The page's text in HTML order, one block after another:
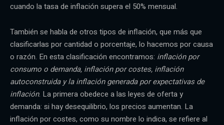
cuando la tasa de inflación supera el 50% mensual.
También se habla de otros tipos de inflación, que más que
clasificarlas por cantidad o porcentaje, lo hacemos por causa
o razón. En esta clasificación encontramos: inflación por
consumo o demanda, inflación por costes, inflación
autoconstruida y la inflación generada por expectativas de
inflación. La primera obedece a las leyes de oferta y
demanda: si hay desequilibrio, los precios aumentan. La
inflación por costes, como su nombre lo indica, se refiere al